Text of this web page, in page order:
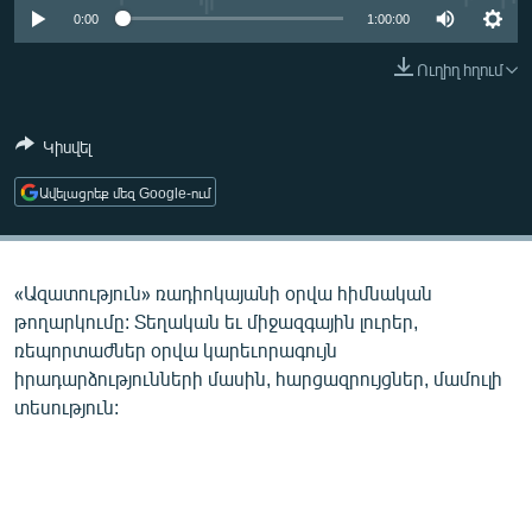
ՄԻՋԱԶԳԱՅԻՆ
ՄԵԿՆԱԲԱՆՈՒԹՅՈՒՆ
ՏՏ ԵՒ ԻՆՏԵՐՆԵՏ
ԿՈՐՈՆԱՎԻՐՈՒՍ
ՏԵՍԱՆՅՈՒԹԵՐ
ԲԱՆԱՎԵՃ
ՁԳՏԵԼՈՎ ԼԱՎԱԳՈՒՅՆԻՆ
0:00 1:00:00
Ուղիղ հղում
Կիսվել
Ավելացրեք մեզ Google-ում
«Ազատություն» ռադիոկայանի օրվա հիմնական
թողարկումը: Տեղական եւ միջազգային լուրեր,
ռեպորտաժներ օրվա կարեւորագույն
իրադարձությունների մասին, հարցազրույցներ, մամուլի
տեսություն: